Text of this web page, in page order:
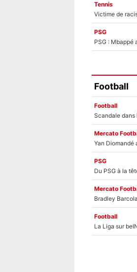
Tennis
PSG
PSG : Mbappé
Football
Football
Mercato
PSG
Mercato
Football